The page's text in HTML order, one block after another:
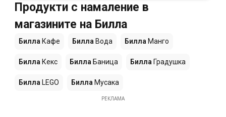
Продукти с намаление в
магазините на Билла
Билла Кафе Билла Вода Билла Манго
Билла Кекс Билла Баница Билла Градушка
Билла LEGO Билла Мусака
РЕКЛАМА